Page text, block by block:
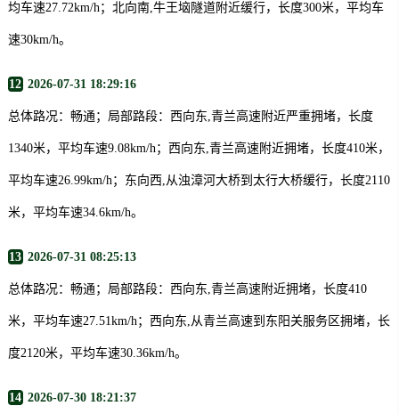
均车速27.72km/h；北向南,牛王垴隧道附近缓行，长度300米，平均车
速30km/h。
12 2026-07-31 18:29:16
总体路况：畅通；局部路段：西向东,青兰高速附近严重拥堵，长度
1340米，平均车速9.08km/h；西向东,青兰高速附近拥堵，长度410米，
平均车速26.99km/h；东向西,从浊漳河大桥到太行大桥缓行，长度2110
米，平均车速34.6km/h。
13 2026-07-31 08:25:13
总体路况：畅通；局部路段：西向东,青兰高速附近拥堵，长度410
米，平均车速27.51km/h；西向东,从青兰高速到东阳关服务区拥堵，长
度2120米，平均车速30.36km/h。
14 2026-07-30 18:21:37